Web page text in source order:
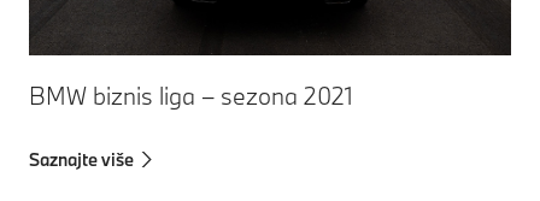
BMW biznis liga – sezona 2021
Saznajte više